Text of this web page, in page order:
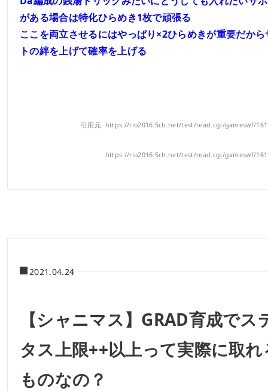
がある場合は特化ひらめき1枚で頑張る
ここを両立させるにはやっぱり×2ひらめきが重要だから
トの絆を上げて確率を上げる
引用元: https://rio2016.5ch.net/test/read.cgi/gameswf/
https://rio2016.5ch.net/test/read.cgi/gameswf/
2021.04.24
【シャニマス】GRAD育成でス
タス上限++以上って実際に取れ
ものなの？